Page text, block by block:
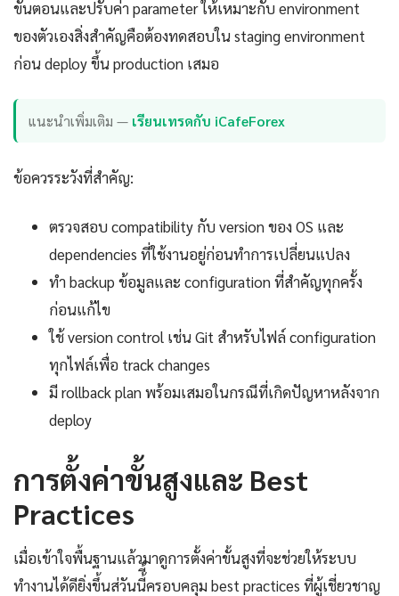
ขั้นตอนและปรับค่า parameter ให้เหมาะกับ environment
ของตัวเองสิ่งสำคัญคือต้องทดสอบใน staging environment
ก่อน deploy ขึ้น production เสมอ
แนะนำเพิ่มเติม — เรียนเทรดกับ iCafeForex
ข้อควรระวังที่สำคัญ:
ตรวจสอบ compatibility กับ version ของ OS และ
dependencies ที่ใช้งานอยู่ก่อนทำการเปลี่ยนแปลง
ทำ backup ข้อมูลและ configuration ที่สำคัญทุกครั้ง
ก่อนแก้ไข
ใช้ version control เช่น Git สำหรับไฟล์ configuration
ทุกไฟล์เพื่อ track changes
มี rollback plan พร้อมเสมอในกรณีที่เกิดปัญหาหลังจาก
deploy
การตั้งค่าขั้นสูงและ Best
Practices
เมื่อเข้าใจพื้นฐานแล้วมาดูการตั้งค่าขั้นสูงที่จะช่วยให้ระบบ
ทำงานได้ดียิ่งขึ้นส่วันนี้ี้ครอบคลุม best practices ที่ผู้เชี่ยวชาญ